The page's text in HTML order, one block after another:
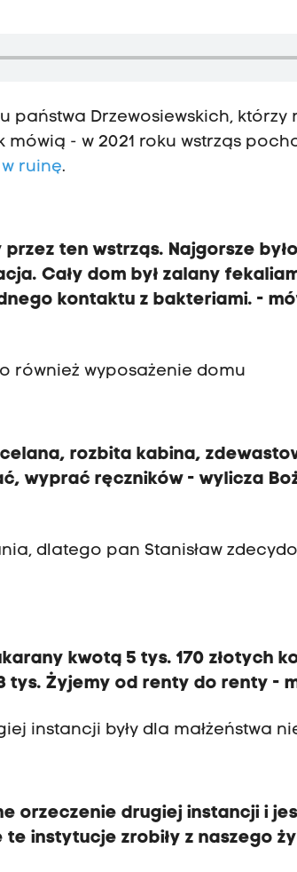
państwa Drzewosiewskich, którzy
- w 2021 roku wstrząs
ruinę.
ten wstrząs. Najgorsze
Cały dom był zalany
kontaktu z bakteriami. -
również wyposażenie domu
rozbita kabina,
wyprać ręczników - wylicza
dlatego pan Stanisław
kwotą 5 tys. 170 złotych
tys. Żyjemy od renty do renty -
instancji były dla małżeństwa
orzeczenie drugiej instancji i
instytucje zrobiły z naszego